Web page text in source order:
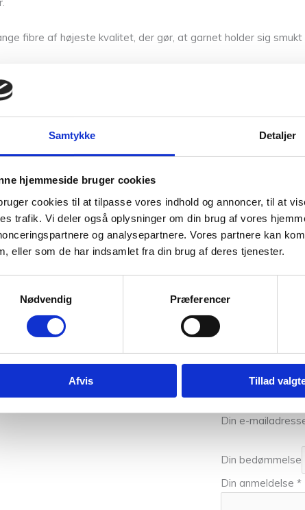
Samtykke Detaljer
hjemmeside bruger cookies
cookies til at tilpasse vores indhold og annoncer, til at
trafik. Vi deler også oplysninger om din brug af vores
og analysepartnere. Vores partnere kan
eller som de har indsamlet fra din brug af deres tjenester.
Nødvendig
Præferencer
Afvis Tillad
fibre af højeste kvalitet, der gør, at garnet holder sig smukt
garn i lunkent vand og med uldvask.
af garner i mange skønne farver. Så hvis du vil have syn
nøje vejledning, så du er på sikker vej med dine fremtidige
strikkegarn online
god service og en hurtig levering, når du bestiller i vores
Vi bestræber os på at give den bedste kundeoplevelse
og kan få gode råd og strik om hækling eller hjælp til dit
Vægt 0,025 kg
Vær den
Din e-
Din bedømmelse
Din anmeldelse *